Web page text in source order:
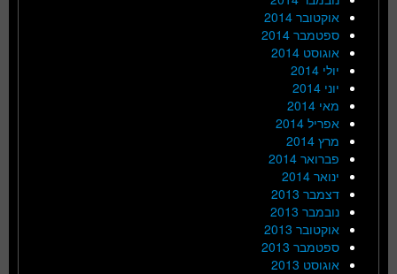
אוקטובר 2014
ספטמבר 2014
אוגוסט 2014
יולי 2014
יוני 2014
מאי 2014
אפריל 2014
מרץ 2014
פברואר 2014
ינואר 2014
דצמבר 2013
נובמבר 2013
אוקטובר 2013
ספטמבר 2013
אוגוסט 2013